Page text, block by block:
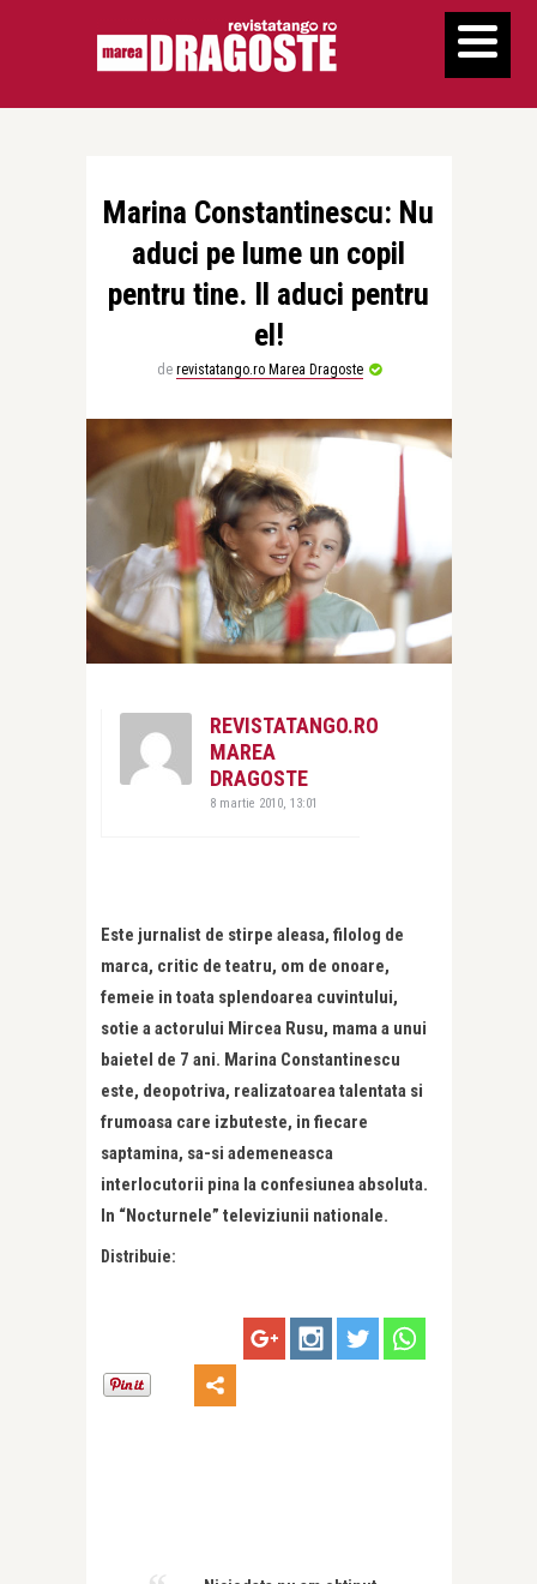
Marina Constantinescu: Nu
aduci pe lume un copil
pentru tine. Il aduci pentru
el!
de revistatango.ro Marea Dragoste
REVISTATANGO.RO
MAREA
DRAGOSTE
8 martie 2010, 13:01
Este jurnalist de stirpe aleasa, filolog de
marca, critic de teatru, om de onoare,
femeie in toata splendoarea cuvintului,
sotie a actorului Mircea Rusu, mama a unui
baietel de 7 ani. Marina Constantinescu
este, deopotriva, realizatoarea talentata si
frumoasa care izbuteste, in fiecare
saptamina, sa-si ademeneasca
interlocutorii pina la confesiunea absoluta.
In “Nocturnele” televiziunii nationale.
Distribuie: